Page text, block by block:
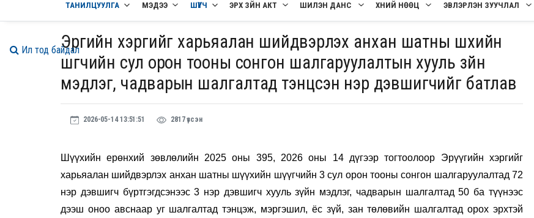
ТАНИЛЦУУЛГА МЭДЭЭ ШҮҮГЧ ЭРХ ЗҮЙН АКТ ШИЛЭН ДАНС ХҮНИЙ НӨӨЦ ЭВЛЭРҮҮЛЭН ЗУУЧЛАЛ
Эрүүгийн хэргийг харьяалан шийдвэрлэх анхан шатны шүүхийн
шүүгчийн сул орон тооны сонгон шалгаруулалтын хууль зүйн
мэдлэг, чадварын шалгалтад тэнцсэн нэр дэвшигчийг батлав
2026-05-14 13:51:51 2817 үзсэн
Шүүхийн ерөнхий зөвлөлийн 2025 оны 395, 2026 оны 14 дүгээр тогтоолоор Эрүүгийн хэргийг
харьяалан шийдвэрлэх анхан шатны шүүхийн шүүгчийн 3 сул орон тооны сонгон шалгаруулалтад 72
нэр дэвшигч бүртгэгдсэнээс 3 нэр дэвшигч хууль зүйн мэдлэг, чадварын шалгалтад 50 ба түүнээс
дээш оноо авснаар уг шалгалтад тэнцэж, мэргэшил, ёс зүй, зан төлөвийн шалгалтад орох эрхтэй
Ил тод байдал